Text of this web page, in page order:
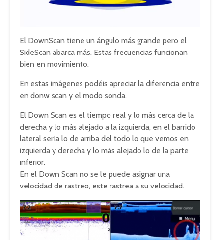
El DownScan tiene un ángulo más grande pero el
SideScan abarca más. Estas frecuencias funcionan
bien en movimiento.
En estas imágenes podéis apreciar la diferencia entre
en donw scan y el modo sonda.
El Down Scan es el tiempo real y lo más cerca de la
derecha y lo más alejado a la izquierda, en el barrido
lateral sería lo de arriba del todo lo que vemos en
izquierda y derecha y lo más alejado lo de la parte
inferior.
En el Down Scan no se le puede asignar una
velocidad de rastreo, este rastrea a su velocidad.